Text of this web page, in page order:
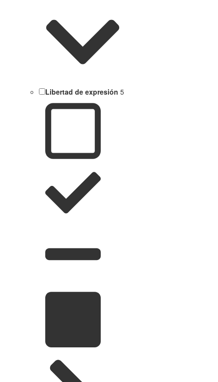
Libertad de expresión 5